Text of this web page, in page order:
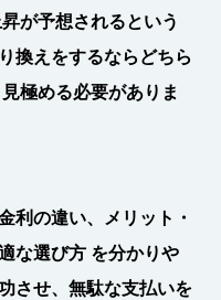
が予想されるという
換えをするならどちら
極める必要がありま
利の違い、メリット・
な選び方 を分かりや
させ、無駄な支払いを